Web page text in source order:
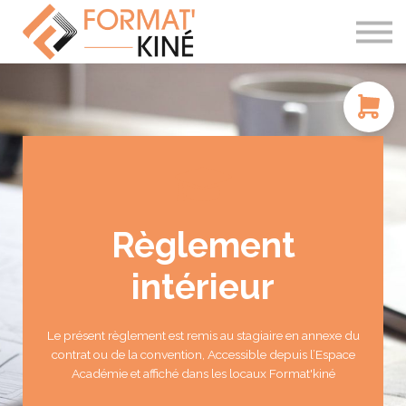
À PROPOS
CONTACT
SE CONNECTER
Règlement
intérieur
Le présent règlement est remis au stagiaire en annexe du
contrat ou de la convention, Accessible depuis l’Espace
Académie et affiché dans les locaux Format'kiné